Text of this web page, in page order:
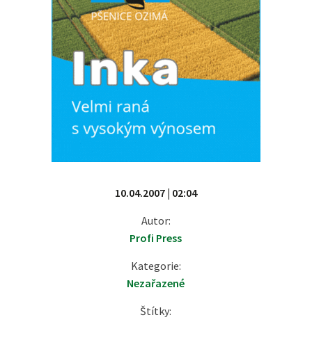
10.04.2007 | 02:04
Autor:
Profi Press
Kategorie:
Nezařazené
Štítky: